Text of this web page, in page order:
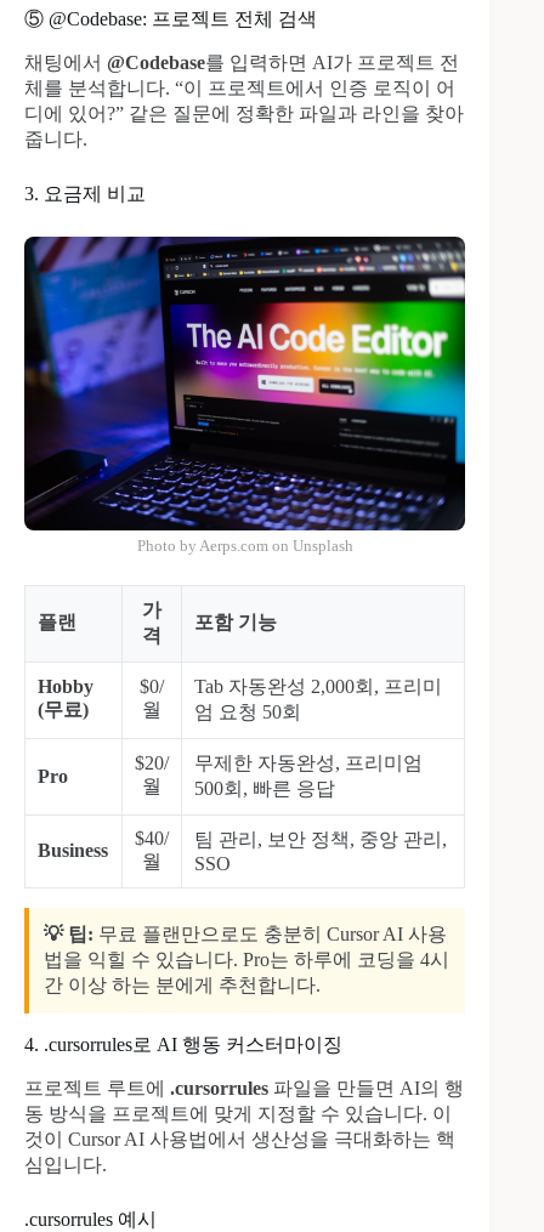
⑤ @Codebase: 프로젝트 전체 검색
채팅에서 @Codebase를 입력하면 AI가 프로젝트 전
체를 분석합니다. “이 프로젝트에서 인증 로직이 어
디에 있어?” 같은 질문에 정확한 파일과 라인을 찾아
줍니다.
3. 요금제 비교
Photo by Aerps.com on Unsplash
플랜
가
격
포함 기능
Hobby
(무료)
$0/
월
Tab 자동완성 2,000회, 프리미
엄 요청 50회
Pro
$20/
월
무제한 자동완성, 프리미엄
500회, 빠른 응답
Business
$40/
월
팀 관리, 보안 정책, 중앙 관리,
SSO
💡 팁: 무료 플랜만으로도 충분히 Cursor AI 사용
법을 익힐 수 있습니다. Pro는 하루에 코딩을 4시
간 이상 하는 분에게 추천합니다.
4. .cursorrules로 AI 행동 커스터마이징
프로젝트 루트에 .cursorrules 파일을 만들면 AI의 행
동 방식을 프로젝트에 맞게 지정할 수 있습니다. 이
것이 Cursor AI 사용법에서 생산성을 극대화하는 핵
심입니다.
.cursorrules 예시